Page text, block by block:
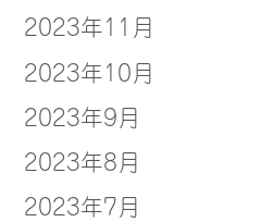
2023年11月
2023年10月
2023年9月
2023年8月
2023年7月